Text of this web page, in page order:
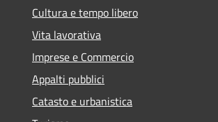
Cultura e tempo libero
Vita lavorativa
Imprese e Commercio
Appalti pubblici
Catasto e urbanistica